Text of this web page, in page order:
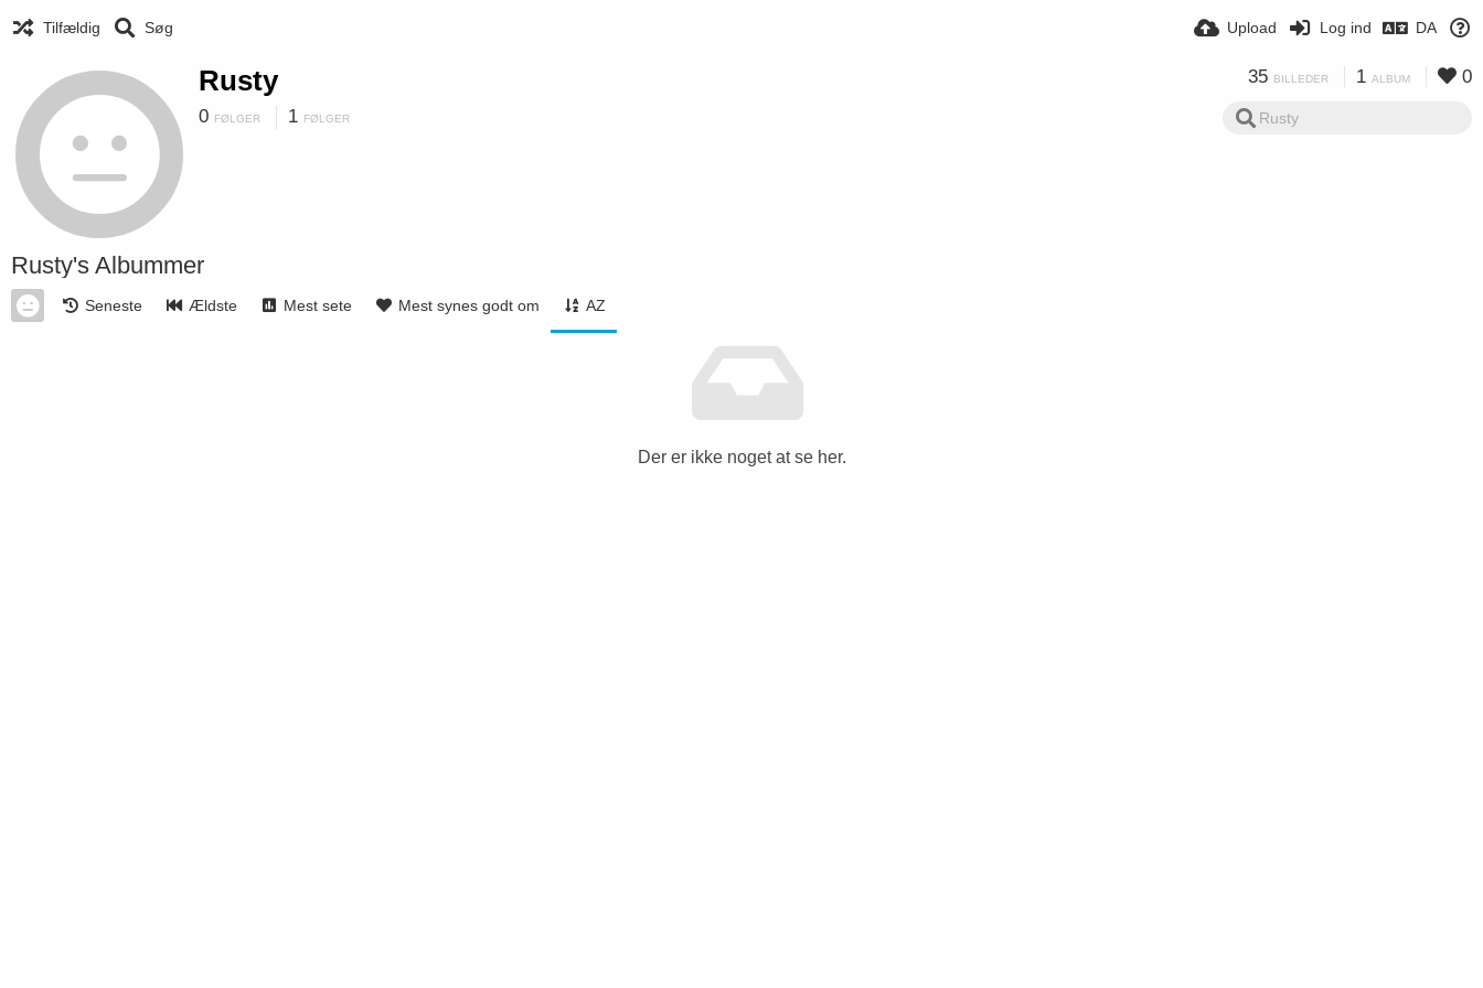
Tilfældig Søg Upload Log ind DA
Rusty
0 FØLGER 1 FØLGER
35 BILLEDER 1 ALBUM 0
Rusty's Albummer
Seneste Ældste Mest sete Mest synes godt om AZ
Der er ikke noget at se her.